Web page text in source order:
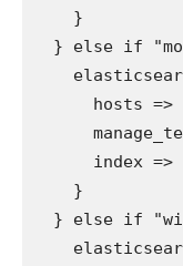
    }
} else if
hosts =>
index =>
    }
} else if